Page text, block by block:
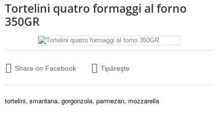
Tortelini quatro formaggi al forno
350GR
Share on Facebook Tipăreşte
tortelini, smantana, gorgonzola, parmezan, mozzarella